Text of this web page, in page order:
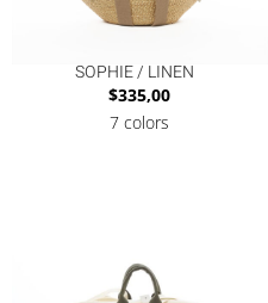
SOPHIE / LINEN
$335,00
7 colors